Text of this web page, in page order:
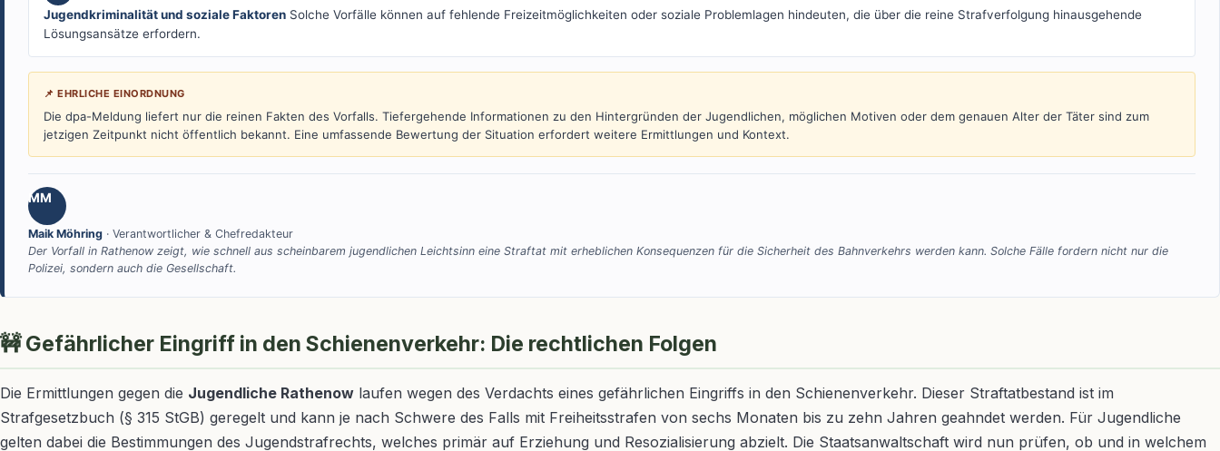
Jugendkriminalität und soziale Faktoren Solche Vorfälle können auf fehlende Freizeitmöglichkeiten oder soziale Problemlagen hindeuten, die über die reine Strafverfolgung hinausgehende
Lösungsansätze erfordern.
📌 EHRLICHE EINORDNUNG
Die dpa-Meldung liefert nur die reinen Fakten des Vorfalls. Tiefergehende Informationen zu den Hintergründen der Jugendlichen, möglichen Motiven oder dem genauen Alter der Täter sind zum
jetzigen Zeitpunkt nicht öffentlich bekannt. Eine umfassende Bewertung der Situation erfordert weitere Ermittlungen und Kontext.
MM
Maik Möhring · Verantwortlicher & Chefredakteur
Der Vorfall in Rathenow zeigt, wie schnell aus scheinbarem jugendlichen Leichtsinn eine Straftat mit erheblichen Konsequenzen für die Sicherheit des Bahnverkehrs werden kann. Solche Fälle fordern nicht nur die
Polizei, sondern auch die Gesellschaft.
🚧 Gefährlicher Eingriff in den Schienenverkehr: Die rechtlichen Folgen
Die Ermittlungen gegen die Jugendliche Rathenow laufen wegen des Verdachts eines gefährlichen Eingriffs in den Schienenverkehr. Dieser Straftatbestand ist im
Strafgesetzbuch (§ 315 StGB) geregelt und kann je nach Schwere des Falls mit Freiheitsstrafen von sechs Monaten bis zu zehn Jahren geahndet werden. Für Jugendliche
gelten dabei die Bestimmungen des Jugendstrafrechts, welches primär auf Erziehung und Resozialisierung abzielt. Die Staatsanwaltschaft wird nun prüfen, ob und in welchem